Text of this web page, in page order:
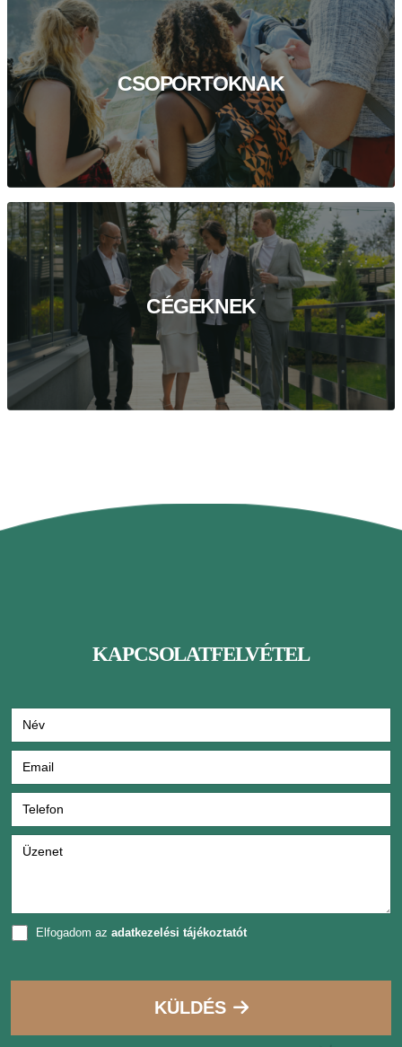
CSOPORTOKNAK
CÉGEKNEK
KAPCSOLATFELVÉTEL
Elfogadom az adatkezelési tájékoztatót
KÜLDÉS